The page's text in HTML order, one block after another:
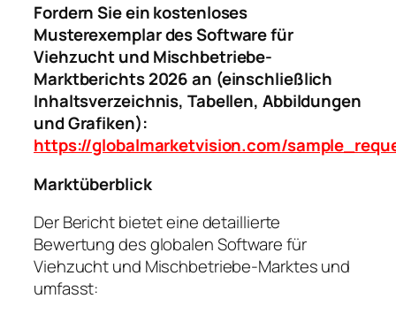
Fordern Sie ein kostenloses
Musterexemplar des Software für
Viehzucht und Mischbetriebe-
Marktberichts 2026 an (einschließlich
Inhaltsverzeichnis, Tabellen, Abbildungen
und Grafiken):
https://globalmarketvision.com/
Marktüberblick
Der Bericht bietet eine detaillierte
Bewertung des globalen Software für
Viehzucht und Mischbetriebe-Marktes und
umfasst: